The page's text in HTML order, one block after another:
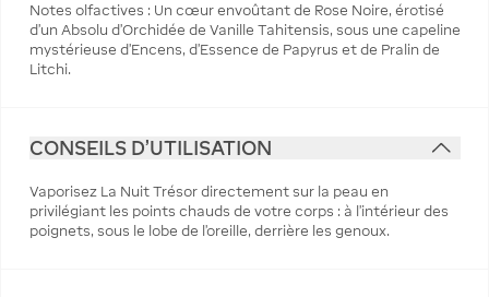
Notes olfactives : Un cœur envoûtant de Rose Noire, érotisé
d’un Absolu d’Orchidée de Vanille Tahitensis, sous une capeline
mystérieuse d'Encens, d'Essence de Papyrus et de Pralin de
Litchi.
CONSEILS D'UTILISATION
Vaporisez La Nuit Trésor directement sur la peau en
privilégiant les points chauds de votre corps : à l'intérieur des
poignets, sous le lobe de l’oreille, derrière les genoux.